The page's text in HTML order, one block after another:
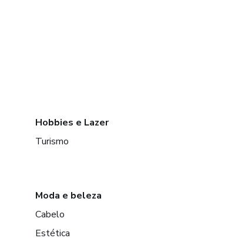
Hobbies e Lazer
Turismo
Moda e beleza
Cabelo
Estética